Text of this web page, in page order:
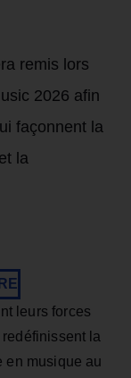
remis lors
2026 afin
façonnent la
la
leurs forces
la
en musique au